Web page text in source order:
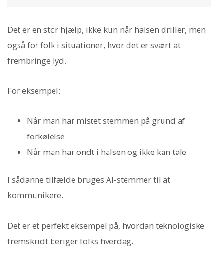
Det er en stor hjælp, ikke kun når halsen driller, men
også for folk i situationer, hvor det er svært at
frembringe lyd.
For eksempel:
Når man har mistet stemmen på grund af
forkølelse
Når man har ondt i halsen og ikke kan tale
I sådanne tilfælde bruges AI-stemmer til at
kommunikere.
Det er et perfekt eksempel på, hvordan teknologiske
fremskridt beriger folks hverdag.